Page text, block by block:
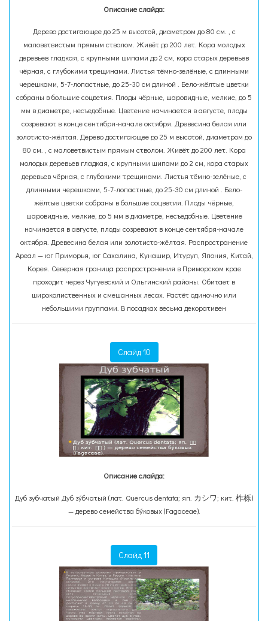
Описание слайда:
Дерево достигающее до 25 м высотой, диаметром до 80 см. , с
маловетвистым прямым стволом. Живёт до 200 лет. Кора молодых
деревьев гладкая, с крупными шипами до 2 см, кора старых деревьев
чёрная, с глубокими трещинами. Листья тёмно-зелёные, с длинными
черешками, 5-7-лопастные, до 25-30 см длиной . Бело-жёлтые цветки
собраны в большие соцветия. Плоды чёрные, шаровидные, мелкие, до 5
мм в диаметре, несъедобные. Цветение начинается в августе, плоды
созревают в конце сентября-начале октября. Древесина белая или
золотисто-жёлтая. Дерево достигающее до 25 м высотой, диаметром до
80 см. , с маловетвистым прямым стволом. Живёт до 200 лет. Кора
молодых деревьев гладкая, с крупными шипами до 2 см, кора старых
деревьев чёрная, с глубокими трещинами. Листья тёмно-зелёные, с
длинными черешками, 5-7-лопастные, до 25-30 см длиной . Бело-
жёлтые цветки собраны в большие соцветия. Плоды чёрные,
шаровидные, мелкие, до 5 мм в диаметре, несъедобные. Цветение
начинается в августе, плоды созревают в конце сентября-начале
октября. Древесина белая или золотисто-жёлтая. Распространение
Ареал — юг Приморья, юг Сахалина, Кунашир, Итуруп, Япония, Китай,
Корея. Северная граница распространения в Приморском крае
проходит через Чугуевский и Ольгинский районы. Обитает в
широколиственных и смешанных лесах. Растёт одиночно или
небольшими группами. В посадках весьма декоративен
Слайд 10
Описание слайда:
Дуб зубчатый Дуб зу́бчатый (лат. Quercus dentata; яп. カシワ; кит. 柞栎)
— дерево семейства бу́ковых (Fagaceae).
Слайд 11